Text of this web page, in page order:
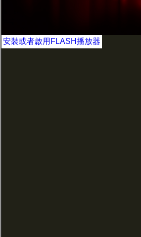
安裝或者啟用FLASH播放器